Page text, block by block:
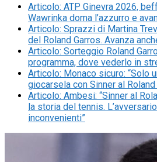
Articolo: ATP Ginevra 2026,
Wawrinka doma l’azzurro e
Articolo: Sprazzi di Martina
del Roland Garros. Avanza
Articolo: Sorteggio Roland
programma, dove vederlo in
Articolo: Monaco sicuro: “Solo
giocarsela con Sinner al Roland
Articolo: Ambesi: “Sinner al
la storia del tennis.
inconvenienti”